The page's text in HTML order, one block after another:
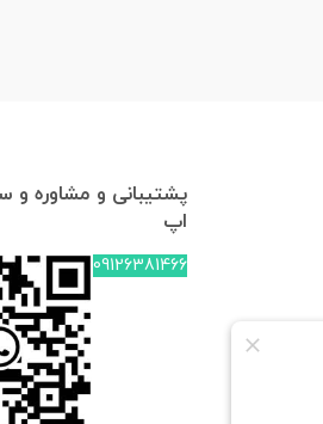
پشتیبانی و مشاوره و
اپ
09126381466